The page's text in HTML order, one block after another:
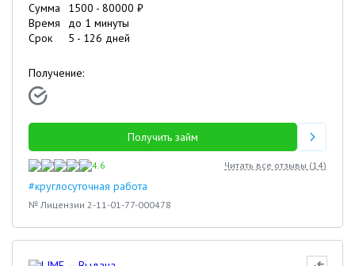
Сумма 1500 - 80000 ₽
Время
до 1 минуты
Срок
5 - 126 дней
Получение:
Получить займ
4.6 Читать все отзывы (14)
#круглосуточная работа
№ Лицензии 2-11-01-77-000478